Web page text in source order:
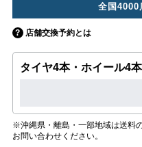
全国4000
店舗交換予約とは
タイヤ4本・ホイール4
※沖縄県・離島・一部地域は送料
お問い合わせください。